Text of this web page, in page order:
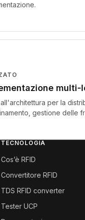
multi-
per la
gestione delle
TECNOLOGIA
Cos’è RFID
Convertitore RFID
TDS RFID converter
Tester UCP